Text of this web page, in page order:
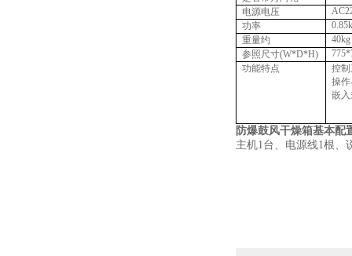
电源电压
功率
重量约
40kg
参照尺寸(W*D*H)
功能特点
控
操
嵌
防爆鼓风干燥箱基本配
主机1台、电源线1根、